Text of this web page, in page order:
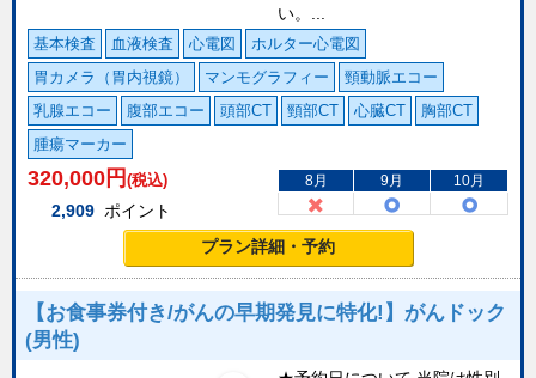
い。...
基本検査 血液検査 心電図
ホルター心電図
胃カメラ（胃内視鏡）
マンモグラフィー
頸動脈エコー
乳腺エコー
腹部エコー 頭部CT 頸部CT 心臓CT
胸部CT
腫瘍マーカー
320,000 円 (税込)
2,909 ポイント
8月 9月 10月
プラン詳細・予約
【お食事券付き/がんの早期発見に特化!】がんドック
(男性)